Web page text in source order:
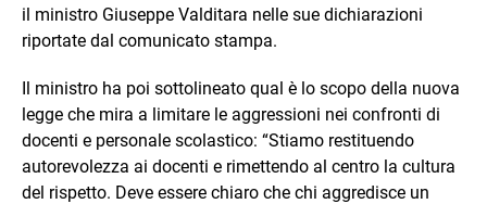
il ministro Giuseppe Valditara nelle sue dichiarazioni
riportate dal comunicato stampa.
Il ministro ha poi sottolineato qual è lo scopo della nuova
legge che mira a limitare le aggressioni nei confronti di
docenti e personale scolastico: “Stiamo restituendo
autorevolezza ai docenti e rimettendo al centro la cultura
del rispetto. Deve essere chiaro che chi aggredisce un